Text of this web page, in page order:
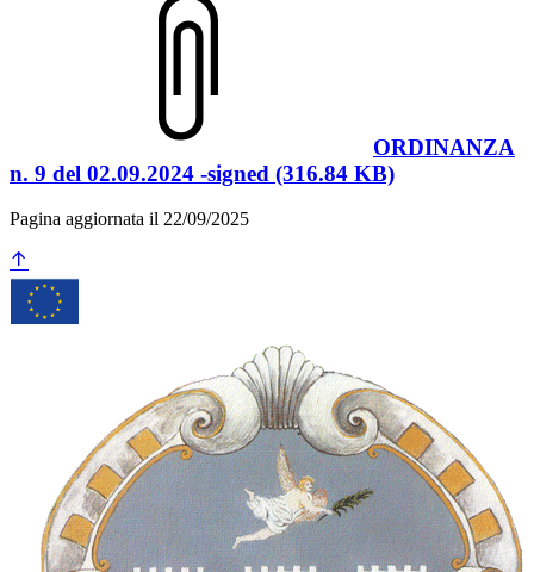
ORDINANZA
n. 9 del 02.09.2024 -signed (316.84 KB)
Pagina aggiornata il 22/09/2025